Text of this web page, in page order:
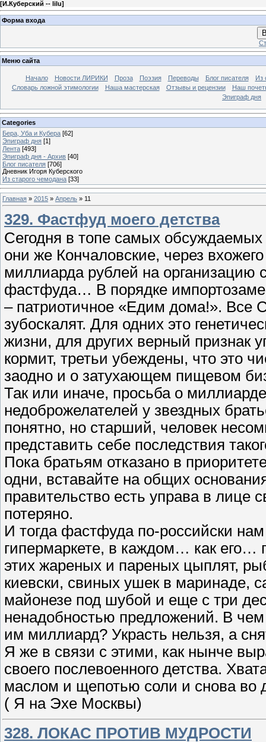
[И.Куберский -- lilu]
Форма входа
Меню сайта
Начало Новости ЛИРИКИ Проза Поэзия Переводы Блог писателя
Из
Словарь ложной этимологии
Наша мастерская Отзывы и рецензии
Наш
Эпиграф дня
Categories
Бера, Уба и Кубера [62]
Эпиграф дня [1]
Лента [493]
Эпиграф дня - Архив [40]
Блог писателя [706]
Дневник Игоря Куберского
Из старого чемодана [33]
Главная » 2015 » Апрель » 11
329. Фастфуд моего детства
Сегодня в топе самых
они же Кончаловские, через
миллиарда рублей на организацию
фастфуда… В порядке
– патриотичное «Едим дома!». Все
зубоскалят. Для одних это
жизни, для других верный признак
кормит, третьи убеждены, что это
заодно и о затухающем пищевом
Так или иначе, просьба о
недоброжелателей у звездных
понятно, но старший, человек
представить себе последствия
Пока братьям отказано в
одни, вставайте на общих
правительство есть управа в лице
потеряно.
И тогда фастфуда по-российски
гипермаркете, в каждом… как его…
этих жареных и пареных цыплят,
киевски, свиных ушек в маринаде,
майонезе под шубой и еще с три
ненадобностью предложений. В
им миллиард? Украсть нельзя, а
Я же в связи с этими, как нынче
своего послевоенного детства.
маслом и щепотью соли и снова во
( Я на Эхе Москвы)
328. ЛОКАС ПРОТИВ МУДРОСТИ